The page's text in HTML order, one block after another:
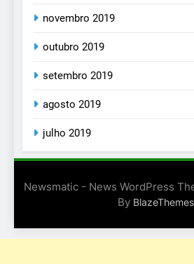
novembro 2019
outubro 2019
setembro 2019
agosto 2019
julho 2019
Newsmatic - News WordPress
By BlazeThemes